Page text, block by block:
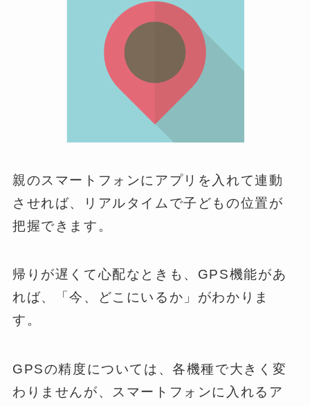
親のスマートフォンにアプリを入れて連動
させれば、リアルタイムで子どもの位置が
把握できます。
帰りが遅くて心配なときも、GPS機能があ
れば、「今、どこにいるか」がわかりま
す。
GPSの精度については、各機種で大きく変
わりませんが、スマートフォンに入れるア